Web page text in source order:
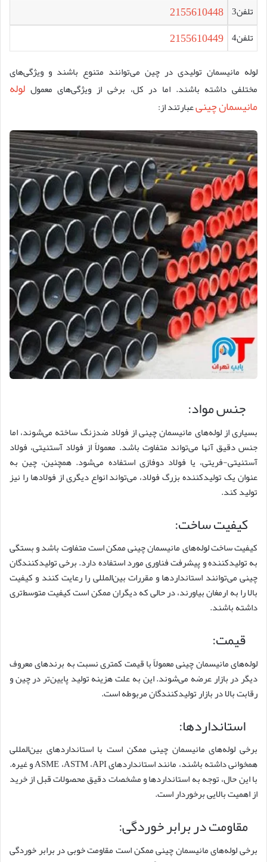
تلفن3 2155610448
تلفن4 2155610449
لوله‌ مانیسمان تولیدی در چین می‌توانند متنوع باشند و ویژگی‌های
مختلفی داشته باشند. اما در کل، برخی از ویژگی‌های معمول لوله
مانیسمان چینیعبارتند از:
جنس مواد:
بسیاری از لوله‌های مانیسمان چینی از فولاد ضدزنگ ساخته می‌شوند، اما
جنس دقیق آنها می‌تواند متفاوت باشد. معمولاً از فولاد آستنیتی، فولاد
آستنیتی-فریتی، یا فولاد دوفازی استفاده می‌شود. همچنین، چین به
عنوان یک تولیدکننده بزرگ فولاد، می‌تواند انواع دیگری از فولاد‌ها را نیز
تولید کند.
کیفیت ساخت:
کیفیت ساخت لوله‌های مانیسمان چینی ممکن است متفاوت باشد و بستگی
به تولیدکننده و پیشرفت فناوری مورد استفاده دارد. برخی تولیدکنندگان
چینی می‌توانند استانداردها و مقررات بین‌المللی را رعایت کنند و کیفیت
بالا را به ارمغان بیاورند، در حالی که دیگران ممکن است کیفیت متوسط‌تری
داشته باشند.
قیمت:
لوله‌های مانیسمان چینی معمولاً با قیمت کمتری نسبت به برندهای معروف
دیگر در بازار عرضه می‌شوند. این به علت هزینه تولید پایین‌تر در چین و
رقابت بالا در بازار تولیدکنندگان مربوطه است.
استانداردها:
برخی لوله‌های مانیسمان چینی ممکن است با استانداردهای بین‌المللی
همخوانی داشته باشند، مانند استانداردهای ASME ،ASTM ،API و غیره.
با این حال، توجه به استانداردها و مشخصات دقیق محصولات قبل از خرید
از اهمیت بالایی برخوردار است.
مقاومت در برابر خوردگی:
برخی لوله‌های مانیسمان چینی ممکن است مقاومت خوبی در برابر خوردگی